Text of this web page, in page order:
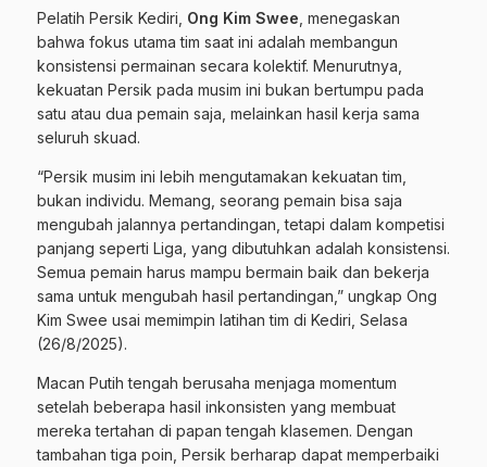
Pelatih Persik Kediri, Ong Kim Swee , menegaskan
bahwa fokus utama tim saat ini adalah membangun
konsistensi permainan secara kolektif. Menurutnya,
kekuatan Persik pada musim ini bukan bertumpu pada
satu atau dua pemain saja, melainkan hasil kerja sama
seluruh skuad.
“Persik musim ini lebih mengutamakan kekuatan tim,
bukan individu. Memang, seorang pemain bisa saja
mengubah jalannya pertandingan, tetapi dalam kompetisi
panjang seperti Liga, yang dibutuhkan adalah konsistensi.
Semua pemain harus mampu bermain baik dan bekerja
sama untuk mengubah hasil pertandingan,” ungkap Ong
Kim Swee usai memimpin latihan tim di Kediri, Selasa
(26/8/2025).
Macan Putih tengah berusaha menjaga momentum
setelah beberapa hasil inkonsisten yang membuat
mereka tertahan di papan tengah klasemen. Dengan
tambahan tiga poin, Persik berharap dapat memperbaiki